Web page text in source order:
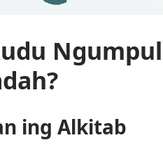
ing Alkitab